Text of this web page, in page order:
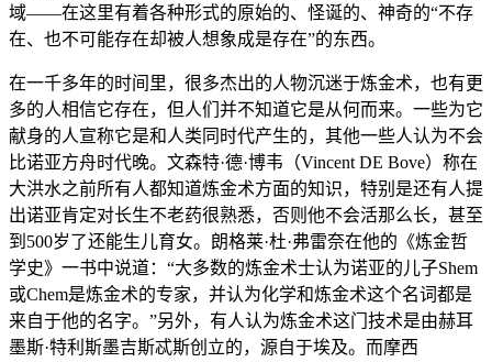
域——在这里有着各种形式的原始的、怪诞的、神奇的“不存
在、也不可能存在却被人想象成是存在”的东西。
在一千多年的时间里，很多杰出的人物沉迷于炼金术，也有更
多的人相信它存在，但人们并不知道它是从何而来。一些为它
献身的人宣称它是和人类同时代产生的，其他一些人认为不会
比诺亚方舟时代晚。文森特·德·博韦（Vincent DE Bove）称在
大洪水之前所有人都知道炼金术方面的知识，特别是还有人提
出诺亚肯定对长生不老药很熟悉，否则他不会活那么长，甚至
到500岁了还能生儿育女。朗格莱·杜·弗雷奈在他的《炼金哲
学史》一书中说道：“大多数的炼金术士认为诺亚的儿子Shem
或Chem是炼金术的专家，并认为化学和炼金术这个名词都是
来自于他的名字。”另外，有人认为炼金术这门技术是由赫耳
墨斯·特利斯墨吉斯忒斯创立的，源自于埃及。而摩西